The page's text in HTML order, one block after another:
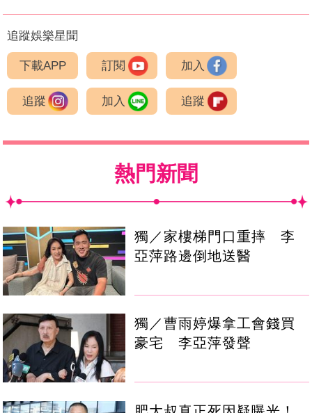
追蹤娛樂星聞
下載APP 訂閱 加入
追蹤 加入 追蹤
熱門新聞
獨／家樓梯門口重摔 李
亞萍路邊倒地送醫
獨／曹雨婷爆拿工會錢買
豪宅 李亞萍發聲